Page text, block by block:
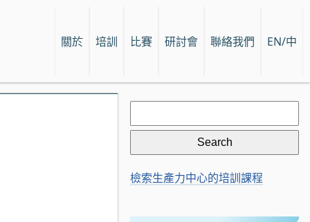
關於 培訓 比賽 研討會 聯絡我們 EN/中
Search
for:
檢索生產力中心的培訓課程